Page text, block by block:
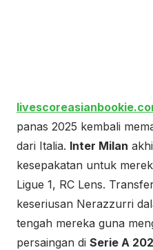
panas 2025 kembali
dari Italia. Inter Milan
kesepakatan untuk
Ligue 1, RC Lens.
keseriusan Nerazzurri
tengah mereka guna
persaingan di Serie A